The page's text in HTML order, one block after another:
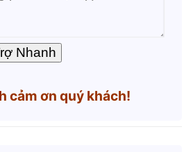
cảm ơn quý khách!